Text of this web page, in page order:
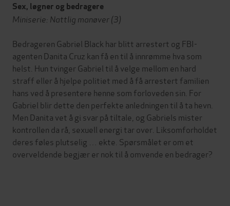
Sex, løgner og bedragere
Miniserie: Nattlig manøver (3)
Bedrageren Gabriel Black har blitt arrestert og FBI-
agenten Danita Cruz kan få en til å innrømme hva som
helst. Hun tvinger Gabriel til å velge mellom en hard
straff eller å hjelpe politiet med å få arrestert familien
hans ved å presentere henne som forloveden sin. For
Gabriel blir dette den perfekte anledningen til å ta hevn.
Men Danita vet å gi svar på tiltale, og Gabriels mister
kontrollen da rå, sexuell energi tar over. Liksomforholdet
deres føles plutselig … ekte. Spørsmålet er om et
overveldende begjær er nok til å omvende en bedrager?